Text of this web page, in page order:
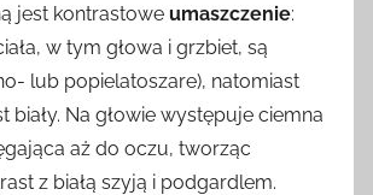
jest kontrastowe umaszczenie:
w tym głowa i grzbiet, są
lub popielatoszare), natomiast
biały. Na głowie występuje ciemna
aż do oczu, tworząc
z białą szyją i podgardlem.